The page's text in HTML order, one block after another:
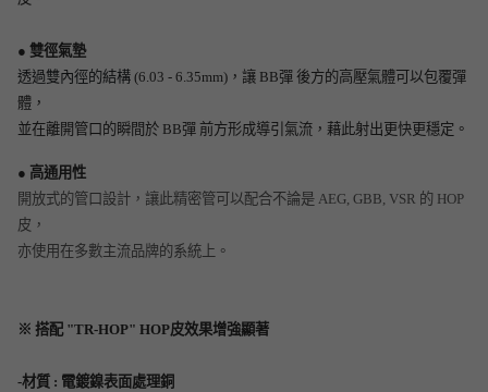
● 雙徑氣墊
透過雙內徑的結構 (6.03 - 6.35mm)，讓 BB彈 後方的高壓氣體可以包覆彈
體，
並在離開管口的瞬間於 BB彈 前方形成導引氣流，藉此射出更快更穩定。
● 高通用性
開放式的管口設計，讓此精密管可以配合不論是 AEG, GBB, VSR 的 HOP
皮，
亦使用在多數主流品牌的系統上。
※ 搭配 "TR-HOP" HOP皮效果增強顯著
-材質 : 電鍍鎳表面處理銅